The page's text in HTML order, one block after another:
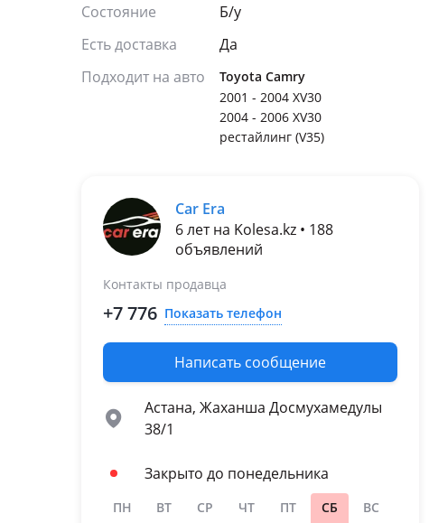
Состояние
Б/y
Есть доставка
Да
Подходит на авто
Toyota Camry
2001 - 2004 XV30
2004 - 2006 XV30
рестайлинг (V35)
Car Era
6 лет на Kolesa.kz • 188
объявлений
Контакты продавца
+7 776 Показать телефон
Написать сообщение
Астана, Жаханша Досмухамедулы
38/1
Закрыто до понедельника
ПН ВТ СР ЧТ ПТ СБ ВС